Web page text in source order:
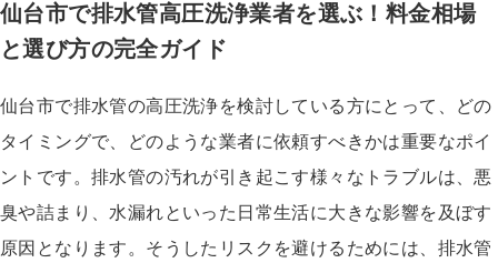
仙台市で排水管高圧洗浄業者を選ぶ！料金相場
と選び方の完全ガイド
仙台市で排水管の高圧洗浄を検討している方にとって、どの
タイミングで、どのような業者に依頼すべきかは重要なポイ
ントです。排水管の汚れが引き起こす様々なトラブルは、悪
臭や詰まり、水漏れといった日常生活に大きな影響を及ぼす
原因となります。そうしたリスクを避けるためには、排水管